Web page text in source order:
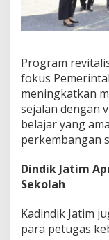
Program
fokus
meningkatkan
sejalan dengan
belajar yang
perkembangan
Dindik Jatim
Sekolah
Kadindik Jatim
para petugas